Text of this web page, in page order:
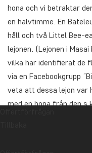
hona och vi betraktar
en halvtimme. En
håll och två Littel Bee-
lejonen. (Lejonen i
vilka har identifierat de
via en Facebookgrupp
veta att dessa lejon var
med en hona från den